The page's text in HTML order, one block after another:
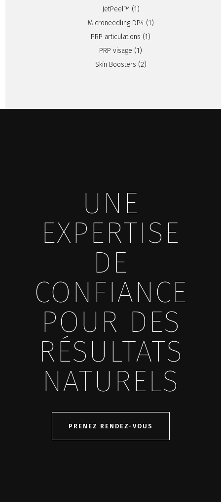
JetPeel™ (1)
Microneedling DP4(1)
PRP articulations (1)
PRP visage (1)
Skin Boosters (2)
UNE
EXPERTISE
DE
CONFIANCE
POUR DES
RÉSULTATS
NATURELS
PRENEZ RENDEZ-VOUS